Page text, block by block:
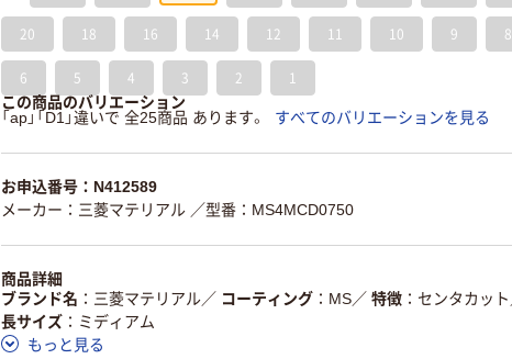
20 18 16 14 12 11 10 9 8
6 5 4 3 2 1
この商品のバリエーション
「ap」「D1」違いで 全25商品 あります。
すべてのバリエーションを見る
お申込番号：N412589
メーカー：三菱マテリアル ／型番：MS4MCD0750
商品詳細
ブランド名
三菱マテリアル／ コーティング MS／ 特徴 センタカット
長サイズ
ミディアム
もっと見る